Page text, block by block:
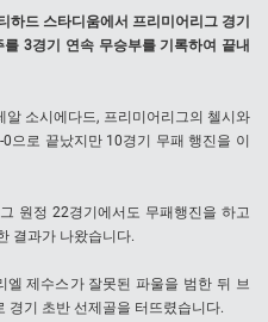
드 스타디움에서 프리미어리그 경기
3경기 연속 무승부를 기록하여 끝내
소시에다드, 프리미어리그의 첼시와
으로 끝났지만 10경기 무패 행진을 이
원정 22경기에서도 무패행진을 하고
결과가 나왔습니다.
엘 제수스가 잘못된 파울을 범한 뒤 브
경기 초반 선제골을 터뜨렸습니다.